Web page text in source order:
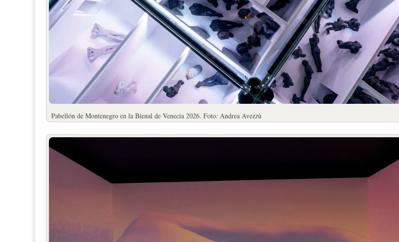
Pabellón de Montenegro en la Bienal de Venecia 2026. Foto: Andrea Avezzù